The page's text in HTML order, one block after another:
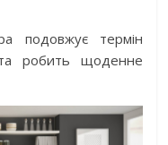
подовжує термін
та робить щоденне